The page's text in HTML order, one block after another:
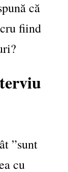
că
fiind
”sunt
cu